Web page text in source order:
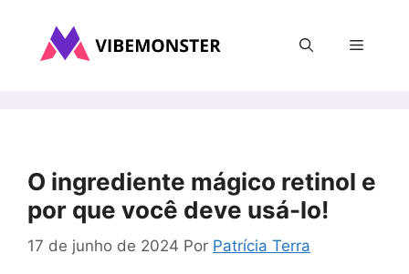
Menu
O ingrediente mágico retinol e
por que você deve usá-lo!
17 de junho de 2024 Por Patrícia Terra